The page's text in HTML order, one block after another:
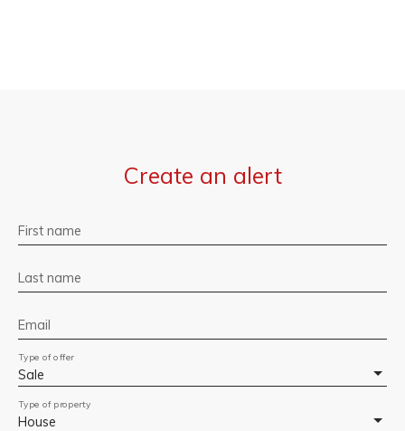
Create an alert
First name
Last name
Email
Sale
Type of offer
House
Type of property